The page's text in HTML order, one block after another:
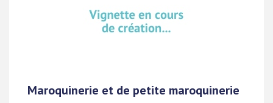
Maroquinerie et de petite maroquinerie